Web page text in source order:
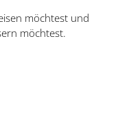
möchtest und
möchtest.